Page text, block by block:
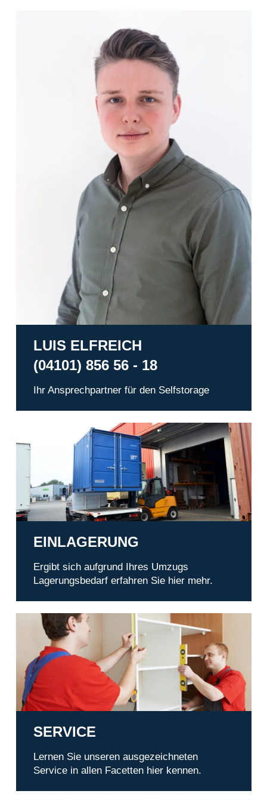
LUIS ELFREICH
(04101) 856 56 - 18
Ihr Ansprechpartner für den Selfstorage
EINLAGERUNG
Ergibt sich aufgrund Ihres Umzugs
Lagerungsbedarf erfahren Sie hier mehr.
Service
SERVICE
Lernen Sie unseren ausgezeichneten
Service in allen Facetten hier kennen.